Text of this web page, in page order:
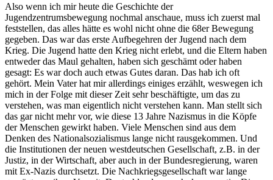
Also wenn ich mir heute die Geschichte der
Jugendzentrumsbewegung nochmal anschaue, muss ich zuerst mal
feststellen, das alles hätte es wohl nicht ohne die 68er Bewegung
gegeben. Das war das erste Aufbegehren der Jugend nach dem
Krieg. Die Jugend hatte den Krieg nicht erlebt, und die Eltern haben
entweder das Maul gehalten, haben sich geschämt oder haben
gesagt: Es war doch auch etwas Gutes daran. Das hab ich oft
gehört. Mein Vater hat mir allerdings einiges erzählt, weswegen ich
mich in der Folge mit dieser Zeit sehr beschäftigte, um das zu
verstehen, was man eigentlich nicht verstehen kann. Man stellt sich
das gar nicht mehr vor, wie diese 13 Jahre Nazismus in die Köpfe
der Menschen gewirkt haben. Viele Menschen sind aus dem
Denken des Nationalsozialismus lange nicht rausgekommen. Und
die Institutionen der neuen westdeutschen Gesellschaft, z.B. in der
Justiz, in der Wirtschaft, aber auch in der Bundesregierung, waren
mit Ex-Nazis durchsetzt. Die Nachkriegsgesellschaft war lange